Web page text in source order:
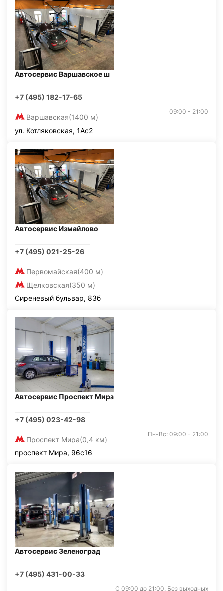
Автосервис Варшавское ш
+7 (495) 182-17-65
Варшавская(1400 м)
09:00 - 21:00
ул. Котляковская, 1Ас2
Автосервис Измайлово
+7 (495) 021-25-26
Первомайская(400 м)
Щелковская(350 м)
Сиреневый бульвар, 83б
Автосервис Проспект Мира
+7 (495) 023-42-98
Проспект Мира(0,4 км)
Пн-Вс: 09:00 - 21:00
проспект Мира, 96с16
Автосервис Зеленоград
+7 (495) 431-00-33
С 09:00 до 21:00. Без выходных